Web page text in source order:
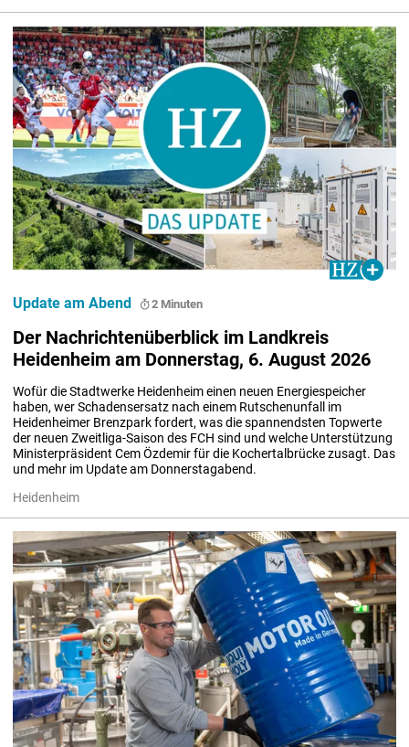
Der Nachrichtenüberblick im Landkreis
Heidenheim am Donnerstag, 6. August 2026
Wofür die Stadtwerke Heidenheim einen neuen Energiespeicher
haben, wer Schadensersatz nach einem Rutschenunfall im
Heidenheimer Brenzpark fordert, was die spannendsten Topwerte
der neuen Zweitliga-Saison des FCH sind und welche Unterstützung
Ministerpräsident Cem Özdemir für die Kochertalbrücke zusagt. Das
und mehr im Update am Donnerstagabend.
Heidenheim
Update am Abend 2 Minuten